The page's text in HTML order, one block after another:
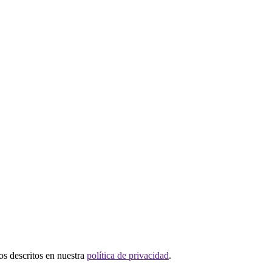
descritos en nuestra política de privacidad.